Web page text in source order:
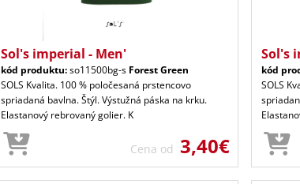
Sol's imperial - Men'
kód produktu:so11500bg-s Forest Green
SOLS Kvalita. 100 % poločesaná prstencovo
spriadaná bavlna. Štýl. Výstužná páska na krku.
Elastanový rebrovaný golier. K
Cena od 3,40€
Sol's
kód
SOLS